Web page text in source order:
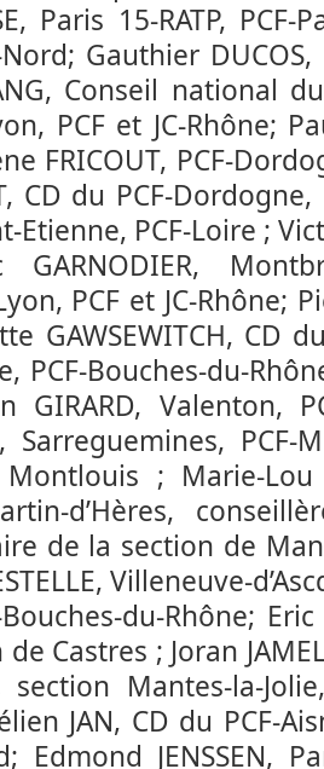
Paris 15-RATP, PCF-
Gauthier
Conseil national
PCF et JC-Rhône;
FRICOUT, PCF-
CD du PCF-
Etienne, PCF-Loire ;
GARNODIER,
PCF et JC-Rhône;
GAWSEWITCH, CD
PCF-Bouches-du-
GIRARD, Valenton,
Sarreguemines, PCF-
; Marie-Lou
d’Hères,
de la section de
Villeneuve-
du-Rhône;
Castres ; Joran
section Mantes-la-
JAN, CD du PCF-
Edmond JENSSEN,